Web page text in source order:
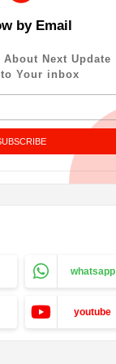
by Email
Next Update
Your inbox
whatsapp
youtube